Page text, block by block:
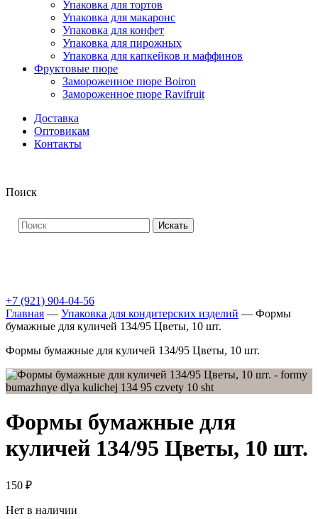
Упаковка для тортов
Упаковка для макаронс
Упаковка для конфет
Упаковка для пирожных
Упаковка для капкейков и маффинов
Фруктовые пюре
Замороженное пюре Boiron
Замороженное пюре Ravifruit
Доставка
Оптовикам
Контакты
Поиск
Искать
+7 (921) 904-04-56
Главная — Упаковка для кондитерских изделий — Формы
бумажные для куличей 134/95 Цветы, 10 шт.
Формы бумажные для куличей 134/95 Цветы, 10 шт.
Формы бумажные для
куличей 134/95 Цветы, 10 шт.
150 ₽
Нет в наличии